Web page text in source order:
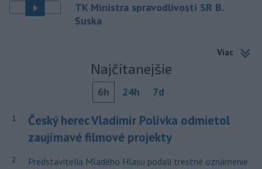
TK Ministra spravodlivosti SR B.
Suska
Viac
Najčítanejšie
6h 24h 7d
1
Český herec Vladimír Polívka odmietol
zaujímavé filmové projekty
2
Predstavitelia Mladého Hlasu podali trestné oznámenie